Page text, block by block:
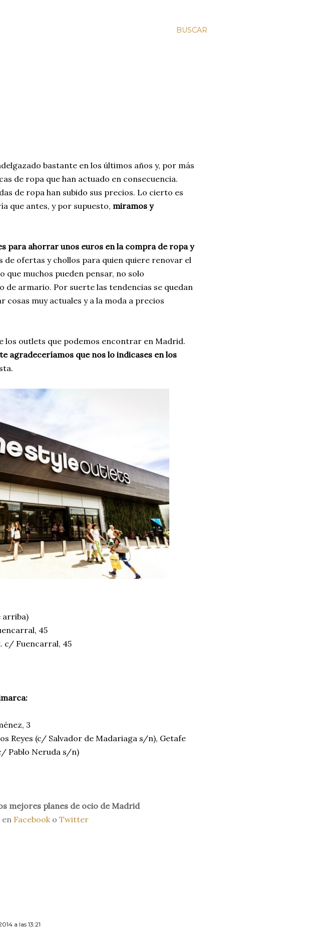
BUSCAR
bastante en los últimos años y, por más
de ropa que han actuado en consecuencia.
de ropa han subido sus precios. Lo cierto es
que antes, y por supuesto, miramos y
para ahorrar unos euros en la compra de ropa y
de ofertas y chollos para quien quiere renovar el
que muchos pueden pensar, no solo
de armario. Por suerte las tendencias se quedan
muy actuales y a la moda a precios
los outlets que podemos encontrar en Madrid.
agradeceríamos que nos lo indicases en los
arriba)
45
c/ Fuencarral, 45
3
Reyes (c/ Salvador de Madariaga s/n), Getafe
Pablo Neruda s/n)
mejores planes de ocio de Madrid
en Facebooko Twitter
a las 13:21